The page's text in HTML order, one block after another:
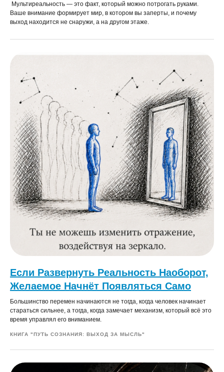
Мультиреальность — это факт, который можно потрогать руками.
Ваше внимание формирует мир, в котором вы заперты, и почему
выход находится не снаружи, а на другом этаже.
Если Развернуть Реальность Наоборот,
Желаемое Начнёт Появляться Само
Большинство перемен начинаются не тогда, когда человек начинает
стараться сильнее, а тогда, когда замечает механизм, который всё это
время управлял его вниманием.
КНИГА "ПУТЬ СОЗНАНИЯ: ВЫХОД ЗА МЫСЛЬ"